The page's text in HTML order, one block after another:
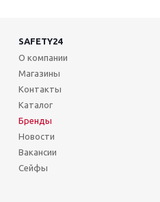
SAFETY24
О компании
Магазины
Контакты
Каталог
Бренды
Новости
Вакансии
Сейфы